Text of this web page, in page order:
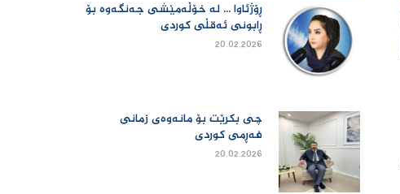
ڕۆژئاوا ... لە خۆڵەمێشی جەنگەوە بۆ
ڕابونی ئەقڵی کوردی
20.02.2026
چی بكرێت بۆ مانەوەی زمانی
فەڕمی كوردی
20.02.2026